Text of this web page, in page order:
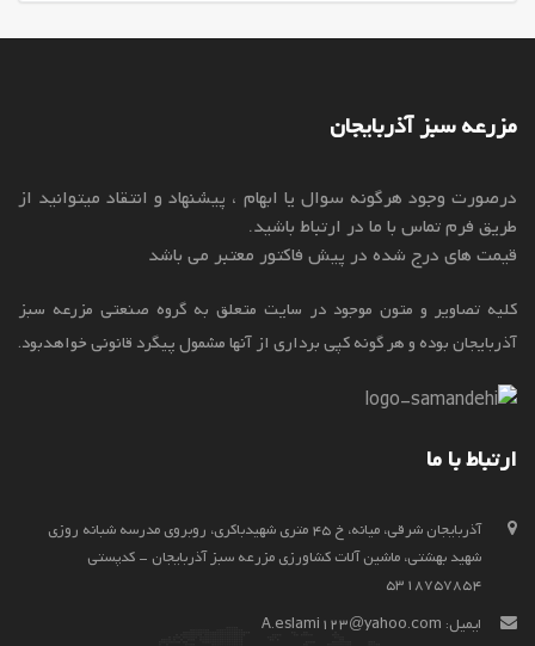
مزرعه سبز آذربایجان
درصورت وجود هرگونه سوال یا ابهام ، پیشنهاد و انتقاد میتوانید از
طریق فرم تماس با ما در ارتباط باشید.
قیمت های درج شده در پیش فاکتور معتبر می باشد
کلیه تصاویر و متون موجود در سایت متعلق به گروه صنعتی مزرعه سبز
آذربایجان بوده و هر گونه کپی برداری از آنها مشمول پیگرد قانونی خواهدبود.
ارتباط با ما
آذربايجان شرقي، ميانه، خ 45 متری شهیدباکری، روبروی مدرسه شبانه روزی
شهید بهشتی، ماشین آلات کشاورزی مزرعه سبز آذربایجان - کدپستی
5318757854
ایمیل: A.eslami123@yahoo.com